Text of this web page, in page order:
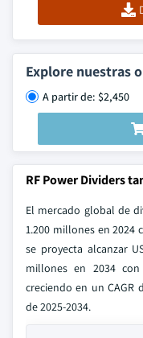
Explore nuestras
A partir de: $2,450
RF Power Dividers
El mercado global de
1.200 millones en 2024
se proyecta alcanzar
millones en 2034
creciendo en un CAGR
de 2025-2034.